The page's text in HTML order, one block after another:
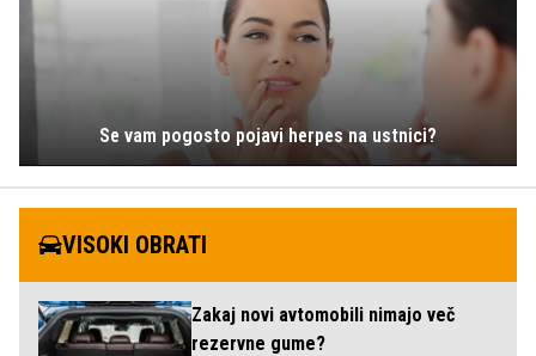
Se vam pogosto pojavi herpes na ustnici?
VISOKI OBRATI
Zakaj novi avtomobili nimajo več
rezervne gume?